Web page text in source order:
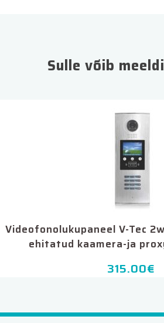
Sulle võib
Videofonolukupaneel V-Tec
ehitatud kaamera-ja
315.00€